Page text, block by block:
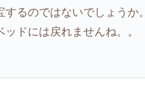
するのではないでしょうか。
ッドには戻れませんね。。